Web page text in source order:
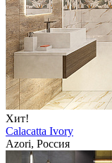
Хит!
Calacatta Ivory
Azori, Россия